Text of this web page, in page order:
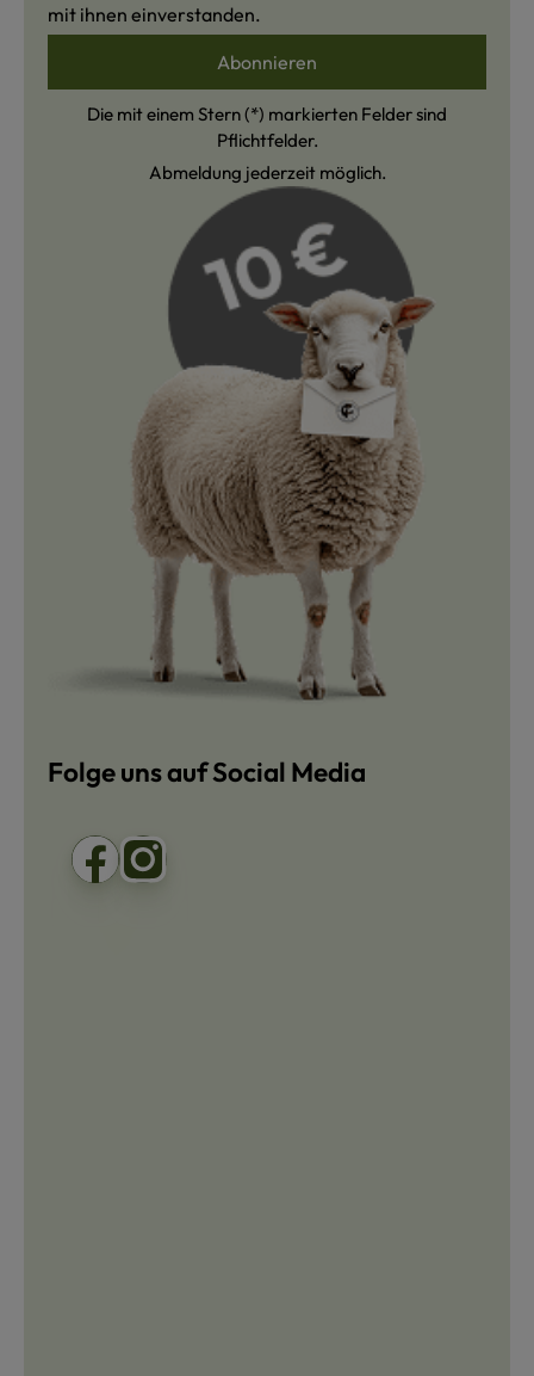
mit ihnen einverstanden.
Abonnieren
Die mit einem Stern (*) markierten Felder sind
Pflichtfelder.
Abmeldung jederzeit möglich.
Folge uns auf Social Media